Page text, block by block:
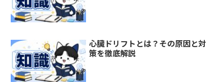
心臓ドリフトとは？その原因と対
策を徹底解説